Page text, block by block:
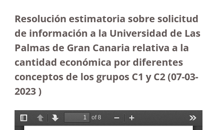
Resolución estimatoria sobre solicitud
de información a la Universidad de Las
Palmas de Gran Canaria relativa a la
cantidad económica por diferentes
conceptos de los grupos C1 y C2 (07-03-
2023 )